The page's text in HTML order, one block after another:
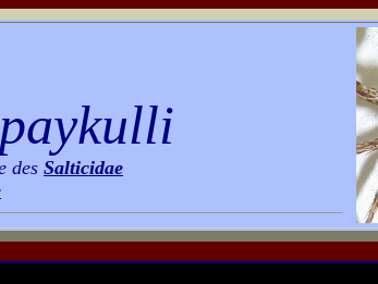
des Salticidae